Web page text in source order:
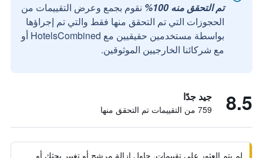
تم التحقق منه 100%
نقوم بجمع وعرض التقييمات من
الحجوزات التي تم التحقق منها فقط والتي تم إجراؤها
بواسطة مستخدمين حقيقيين مع HotelsCombined أو
مع شركائنا الخارجيين الموثوقين.
8.5 جيد جدًا
759 من التقييمات تم التحقق منها
لم يتم العثور على تقييمات. حاول إزالة مرشح أو تغيير بحثك أو